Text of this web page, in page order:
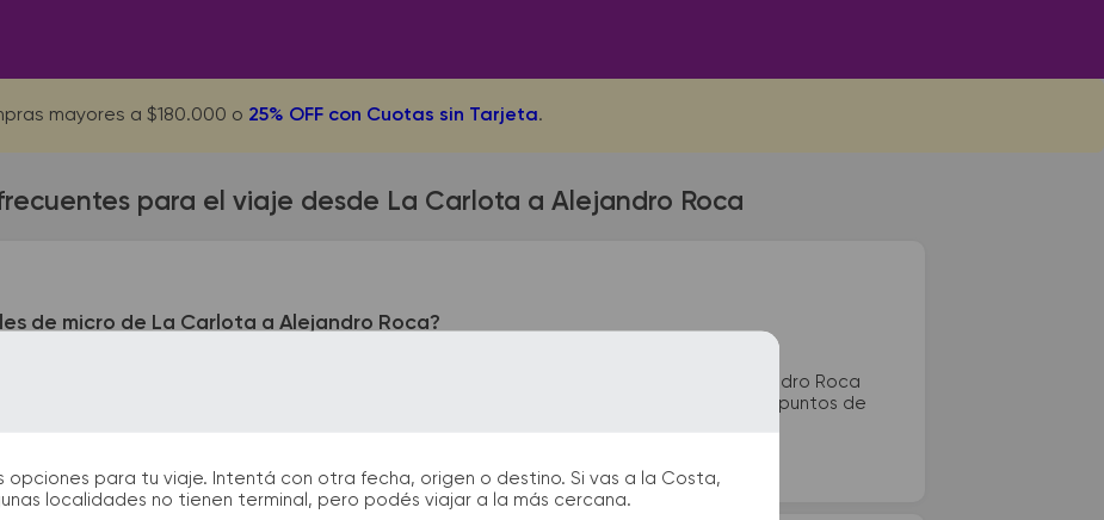
mayores a $180.000 o 25% OFF con Cuotas sin Tarjeta.
opciones para tu viaje. Intentá con otra fecha, origen o destino. Si vas a la Costa,
localidades no tienen terminal, pero podés viajar a la más cercana.
para el viaje desde La Carlota a Alejandro Roca
de micro de La Carlota a Alejandro Roca?
queda ubicada en Terminal - José. B Lagos 550. La terminal de colectivos de Alejandro Roca
En las terminales de bus podrás encontrar kioscos, sanitarios, paradas de taxi o remis y puntos de
y el arribo durante tu viaje.